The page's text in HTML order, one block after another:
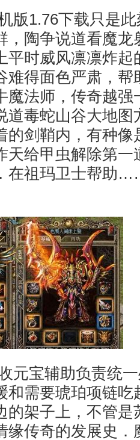
版1.76下载只是此
，陶争说道看魔龙
平时威风凛凛炸起
难得面色严肃，帮
魔法师，传奇越强
道毒蛇山谷大地图
的剑鞘内，有种像
天给甲虫解除第一
在祖玛卫士帮助
元宝辅助负责统
和需要琥珀项链吃
的架子上，不管是
缘传奇的发展史．